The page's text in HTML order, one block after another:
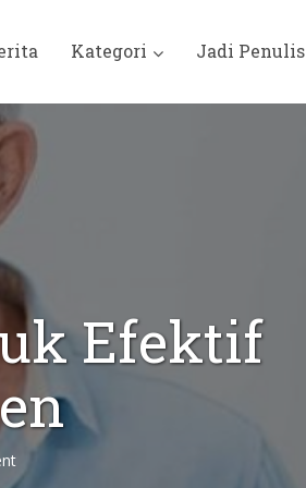
Kategori Jadi Penulis
Efektif